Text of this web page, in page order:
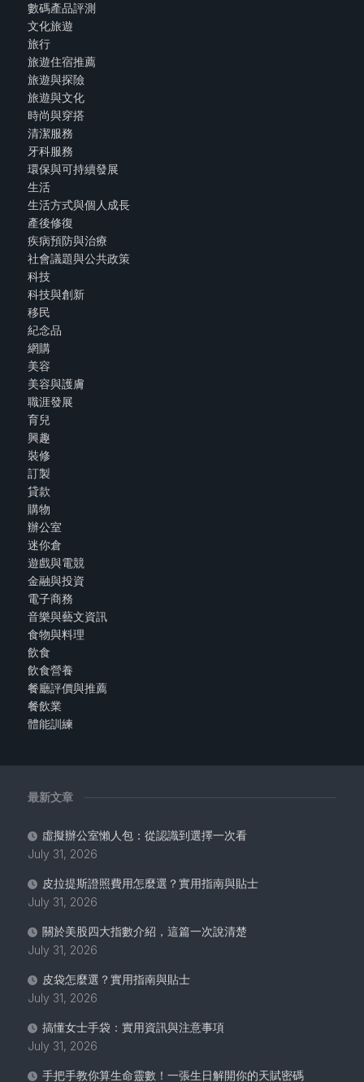
最新文章
虛擬辦公室懶人包：從認識到選擇一次看
July 31, 2026
皮拉提斯證照費用怎麼選？實用指南與貼士
July 31, 2026
關於美股四大指數介紹，這篇一次說清楚
July 31, 2026
皮袋怎麼選？實用指南與貼士
July 31, 2026
搞懂女士手袋：實用資訊與注意事項
July 31, 2026
手把手教你算生命靈數！一張生日解開你的天賦密碼
數碼產品評測
文化旅遊
旅行
旅遊住宿推薦
旅遊與探險
旅遊與文化
時尚與穿搭
清潔服務
牙科服務
環保與可持續發展
生活
生活方式與個人成長
產後修復
疾病預防與治療
社會議題與公共政策
科技
科技與創新
移民
紀念品
網購
美容
美容與護膚
職涯發展
育兒
興趣
裝修
訂製
貸款
購物
辦公室
迷你倉
遊戲與電競
金融與投資
電子商務
音樂與藝文資訊
食物與料理
飲食
飲食營養
餐廳評價與推薦
餐飲業
體能訓練